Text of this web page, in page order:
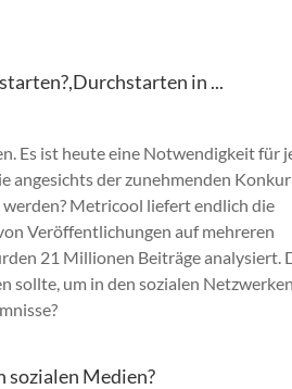
in ...
Es ist heute eine Notwendigkeit für
angesichts der zunehmenden
Metricool liefert endlich die
Veröffentlichungen auf mehreren
21 Millionen Beiträge analysiert.
sollte, um in den sozialen Netzwerken
sozialen Medien?